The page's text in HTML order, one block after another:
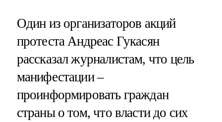
Один из организаторов акций
протеста Андреас Гукасян
рассказал журналистам, что цель
манифестации –
проинформировать граждан
страны о том, что власти до сих